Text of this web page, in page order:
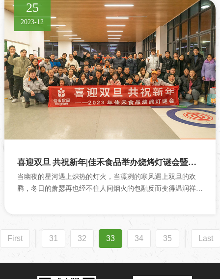
25
2023-12
喜迎双旦 共祝新年|佳禾食品举办烧烤灯谜会暨集体庆生活动
当幽夜的星河遇上炽热的灯火，当凛冽的寒风遇上双旦的欢
腾，冬日的萧瑟再也经不住人间烟火的包融反而变得温润祥
First 31 32 33 34 35 Last